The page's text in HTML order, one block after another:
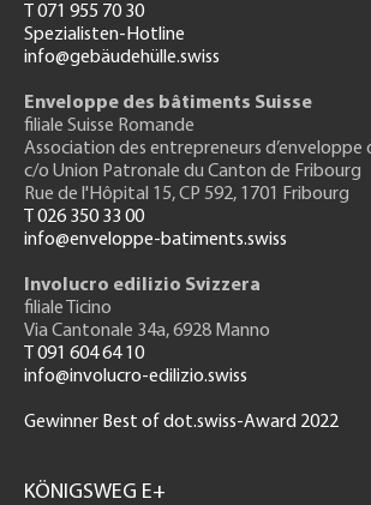
T 071 955 70 30
Spezialisten-Hotline
info@gebäudehülle.swiss
Enveloppe des bâtiments Suisse
filiale Suisse Romande
Association des entrepreneurs d’enveloppe
c/o Union Patronale du Canton de Fribourg
Rue de l'Hôpital 15, CP 592, 1701 Fribourg
T 026 350 33 00
info@enveloppe-batiments.swiss
Involucro edilizio Svizzera
filiale Ticino
Via Cantonale 34a, 6928 Manno
T 091 604 64 10
info@involucro-edilizio.swiss
Gewinner Best of dot.swiss-Award 2022
GH
KÖNIGSWEG E+